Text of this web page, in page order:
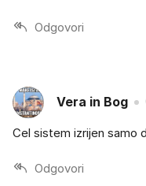
Odgovori
Vera in Bog
Cel sistem izrijen samo
Odgovori